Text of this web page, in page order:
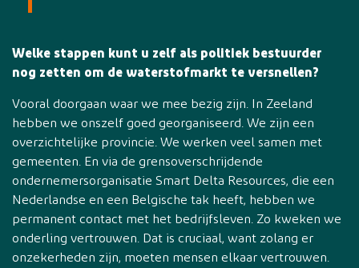
Welke stappen kunt u zelf als politiek bestuurder
nog zetten om de waterstofmarkt te versnellen?
Vooral doorgaan waar we mee bezig zijn. In Zeeland
hebben we onszelf goed georganiseerd. We zijn een
overzichtelijke provincie. We werken veel samen met
gemeenten. En via de grensoverschrijdende
ondernemersorganisatie Smart Delta Resources, die een
Nederlandse en een Belgische tak heeft, hebben we
permanent contact met het bedrijfsleven. Zo kweken we
onderling vertrouwen. Dat is cruciaal, want zolang er
onzekerheden zijn, moeten mensen elkaar vertrouwen.